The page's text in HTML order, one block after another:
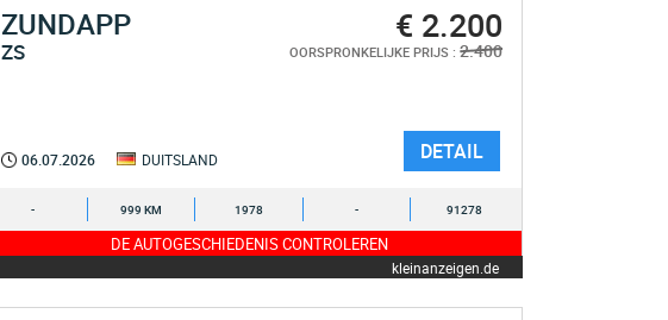
ZUNDAPP
ZS
€ 2.200
OORSPRONKELIJKE PRIJS : 2.400
06.07.2026 DUITSLAND DETAIL
- 999 KM 1978 - 91278
DE AUTOGESCHIEDENIS CONTROLEREN
kleinanzeigen.de